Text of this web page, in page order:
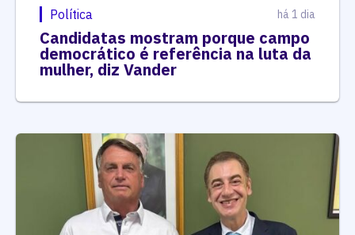
Política há 1 dia
Candidatas mostram porque campo
democrático é referência na luta da
mulher, diz Vander